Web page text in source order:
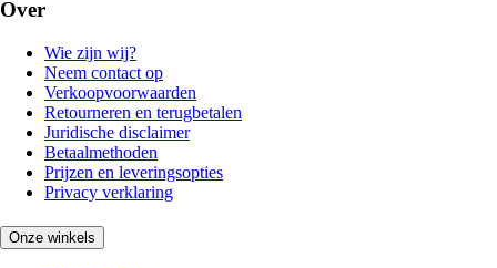
Over
Wie zijn wij?
Neem contact op
Verkoopvoorwaarden
Retourneren en terugbetalen
Juridische disclaimer
Betaalmethoden
Prijzen en leveringsopties
Privacy verklaring
Onze winkels